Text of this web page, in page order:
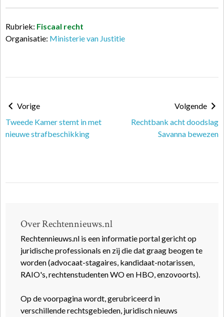
Rubriek: Fiscaal recht
Organisatie: Ministerie van Justitie
Vorige
Tweede Kamer stemt in met
nieuwe strafbeschikking
Volgende
Rechtbank acht doodslag
Savanna bewezen
Over Rechtennieuws.nl
Rechtennieuws.nl is een informatie portal gericht op
juridische professionals en zij die dat graag beogen te
worden (advocaat-stagaires, kandidaat-notarissen,
RAIO's, rechtenstudenten WO en HBO, enzovoorts).
Op de voorpagina wordt, gerubriceerd in
verschillende rechtsgebieden, juridisch nieuws